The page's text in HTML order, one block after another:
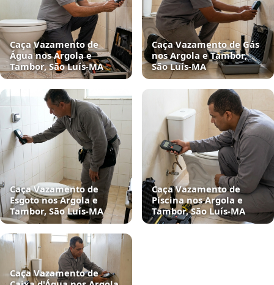
Caça Vazamento de
Água nos Argola e
Tambor, São Luís‑MA
Caça Vazamento de Gás
nos Argola e Tambor,
São Luís‑MA
Caça Vazamento de
Esgoto nos Argola e
Tambor, São Luís‑MA
Caça Vazamento de
Piscina nos Argola e
Tambor, São Luís‑MA
Caça Vazamento de